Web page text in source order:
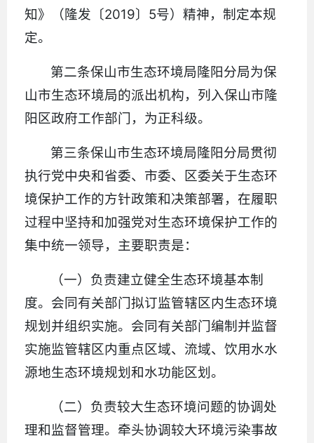
知》（隆发〔2019〕5号）精神，制定本规
定。
第二条保山市生态环境局隆阳分局为保
山市生态环境局的派出机构，列入保山市隆
阳区政府工作部门，为正科级。
第三条保山市生态环境局隆阳分局贯彻
执行党中央和省委、市委、区委关于生态环
境保护工作的方针政策和决策部署，在履职
过程中坚持和加强党对生态环境保护工作的
集中统一领导，主要职责是：
（一）负责建立健全生态环境基本制
度。会同有关部门拟订监管辖区内生态环境
规划并组织实施。会同有关部门编制并监督
实施监管辖区内重点区域、流域、饮用水水
源地生态环境规划和水功能区划。
（二）负责较大生态环境问题的协调处
理和监督管理。牵头协调较大环境污染事故